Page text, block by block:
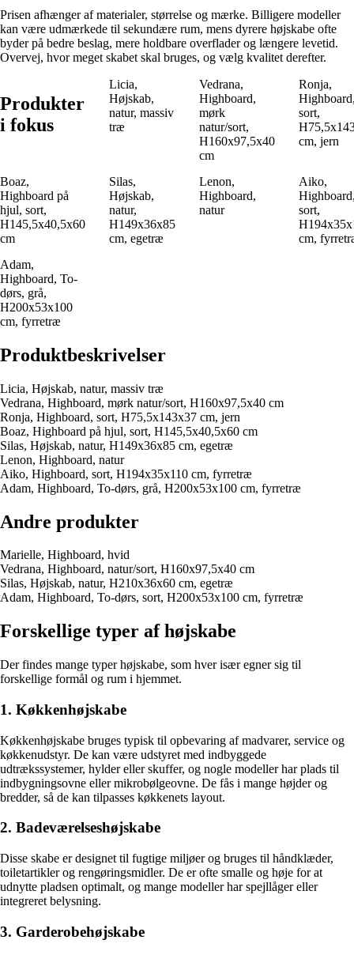
Prisen afhænger af materialer, størrelse og mærke. Billigere modeller
kan være udmærkede til sekundære rum, mens dyrere højskabe ofte
byder på bedre beslag, mere holdbare overflader og længere levetid.
Overvej, hvor meget skabet skal bruges, og vælg kvalitet derefter.
Produkter
i fokus
Licia,
Højskab,
natur, massiv
træ
Vedrana,
Highboard,
mørk
natur/sort,
H160x97,5x40
cm
Ronja,
sort,
cm, jern
Boaz,
Highboard på
hjul, sort,
H145,5x40,5x60
cm
Silas,
Højskab,
natur,
H149x36x85
cm, egetræ
Lenon,
Highboard,
natur
Aiko,
sort,
cm,
Adam,
Highboard, To-
dørs, grå,
H200x53x100
cm, fyrretræ
Produktbeskrivelser
Licia, Højskab, natur, massiv træ
Vedrana, Highboard, mørk natur/sort, H160x97,5x40 cm
Ronja, Highboard, sort, H75,5x143x37 cm, jern
Boaz, Highboard på hjul, sort, H145,5x40,5x60 cm
Silas, Højskab, natur, H149x36x85 cm, egetræ
Lenon, Highboard, natur
Aiko, Highboard, sort, H194x35x110 cm, fyrretræ
Adam, Highboard, To-dørs, grå, H200x53x100 cm, fyrretræ
Andre produkter
Marielle, Highboard, hvid
Vedrana, Highboard, natur/sort, H160x97,5x40 cm
Silas, Højskab, natur, H210x36x60 cm, egetræ
Adam, Highboard, To-dørs, sort, H200x53x100 cm, fyrretræ
Forskellige typer af højskabe
Der findes mange typer højskabe, som hver især egner sig til
forskellige formål og rum i hjemmet.
1. Køkkenhøjskabe
Køkkenhøjskabe bruges typisk til opbevaring af madvarer, service og
køkkenudstyr. De kan være udstyret med indbyggede
udtrækssystemer, hylder eller skuffer, og nogle modeller har plads til
indbygningsovne eller mikrobølgeovne. De fås i mange højder og
bredder, så de kan tilpasses køkkenets layout.
2. Badeværelseshøjskabe
Disse skabe er designet til fugtige miljøer og bruges til håndklæder,
toiletartikler og rengøringsmidler. De er ofte smalle og høje for at
udnytte pladsen optimalt, og mange modeller har spejllåger eller
integreret belysning.
3. Garderobehøjskabe